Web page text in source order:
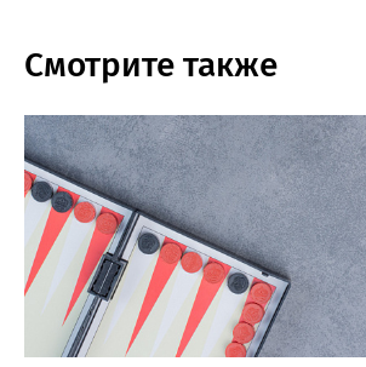
Смотрите также